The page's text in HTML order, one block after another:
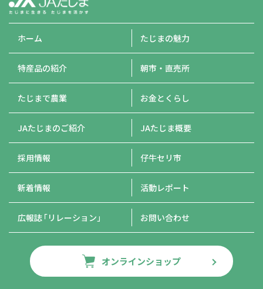
ホーム たじまの魅力
特産品の紹介 朝市・直売所
たじまで農業 お金とくらし
JAたじまのご紹介 JAたじま概要
採用情報 仔牛セリ市
新着情報 活動レポート
広報誌「リレーション」 お問い合わせ
オンラインショップ